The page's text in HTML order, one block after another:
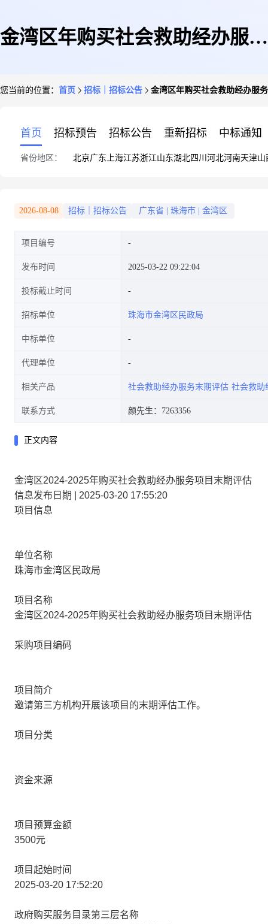
金湾区年购买社会救助经办服务
您当前的位置： 首页 招标｜招标公告 金湾区年购买社会救助经办服
首页 招标预告 招标公告 重新招标 中标通知
省份地区： 北京广东 上海江苏浙江山东湖北四川 河北河南天津山
2026-08-08 招标｜招标公告 广东省 珠海市 金湾区
项目编号
发布时间 2025-03-22 09:22:04
投标截止时间
招标单位 珠海市金湾区民政局
中标单位
代理单位
相关产品 社会救助经办服务末期评估 社会救助
联系方式 颜先生：7263356
正文内容
金湾区2024-2025年购买社会救助经办服务项目末期评估
信息发布日期 | 2025-03-20 17:55:20
项目信息
单位名称
珠海市金湾区民政局
项目名称
金湾区2024-2025年购买社会救助经办服务项目末期评估
采购项目编码
项目简介
邀请第三方机构开展该项目的末期评估工作。
项目分类
资金来源
项目预算金额
3500元
项目起始时间
2025-03-20 17:52:20
政府购买服务目录第三层名称